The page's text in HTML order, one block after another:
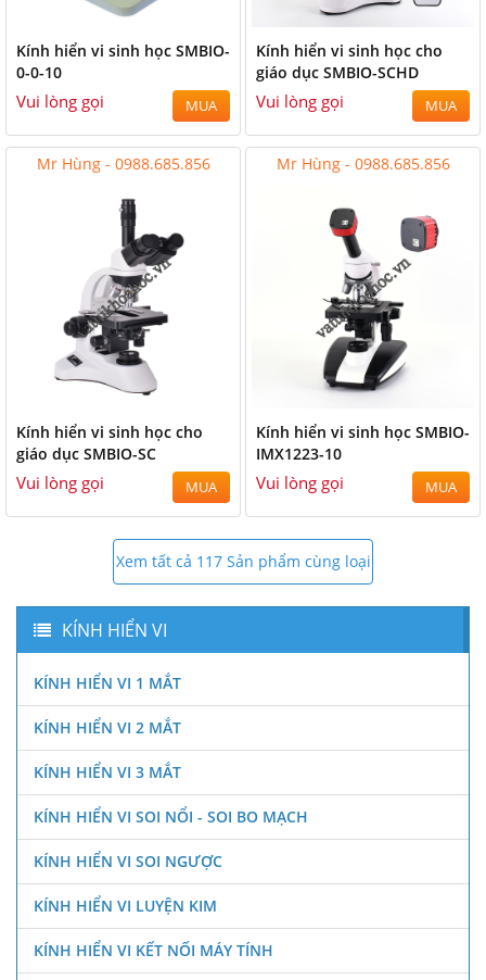
Kính hiển vi sinh học SMBIO-
0-0-10
Vui lòng gọi MUA
Kính hiển vi sinh học cho
giáo dục SMBIO-SCHD
Vui lòng gọi MUA
Mr Hùng - 0988.685.856
Kính hiển vi sinh học cho
giáo dục SMBIO-SC
Vui lòng gọi MUA
Mr Hùng - 0988.685.856
Kính hiển vi sinh học SMBIO-
IMX1223-10
Vui lòng gọi MUA
Xem tất cả 117 Sản phẩm cùng loại
KÍNH HIỂN VI
KÍNH HIỂN VI 1 MẮT
KÍNH HIỂN VI 2 MẮT
KÍNH HIỂN VI 3 MẮT
KÍNH HIỂN VI SOI NỔI - SOI BO MẠCH
KÍNH HIỂN VI SOI NGƯỢC
KÍNH HIỂN VI LUYỆN KIM
KÍNH HIỂN VI KẾT NỐI MÁY TÍNH